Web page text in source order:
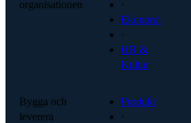
organisationen
·
Ekonomi
·
HR &
Kultur
Bygga och
leverera
Produkt
·